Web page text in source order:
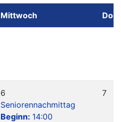
Mittwoch
6
Seniorennachmittag
Beginn: 14:00
7